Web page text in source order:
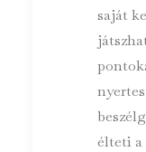
saját
élteti a